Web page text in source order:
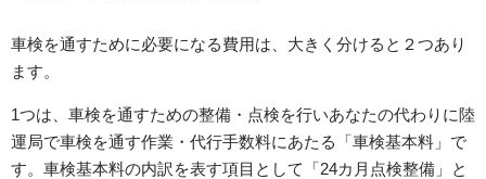
車検を通すために必要になる費用は、大きく分けると２つあり
ます。
1つは、車検を通すための整備・点検を行いあなたの代わりに陸
運局で車検を通す作業・代行手数料にあたる「車検基本料」で
す。車検基本料の内訳を表す項目として「24カ月点検整備」と